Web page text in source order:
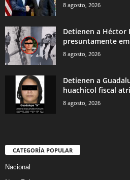
8 agosto, 2026
Detienen a Héctor
presuntamente
8 agosto, 2026
Detienen a
huachicol fiscal
8 agosto, 2026
CATEGORÍA POPULAR
Nacional